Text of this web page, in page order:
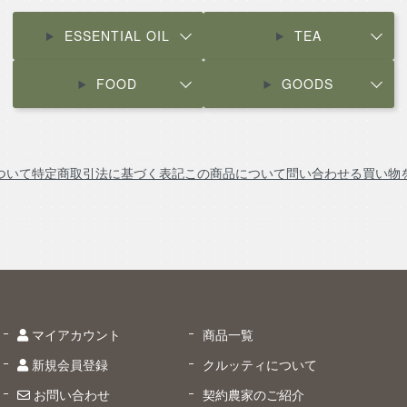
ESSENTIAL OIL TEA
FOOD GOODS
いて特定商取引法に基づく表記この商品について問い合わせる買い物
マイアカウント
新規会員登録
お問い合わせ
商品一覧
クルッティについて
契約農家のご紹介